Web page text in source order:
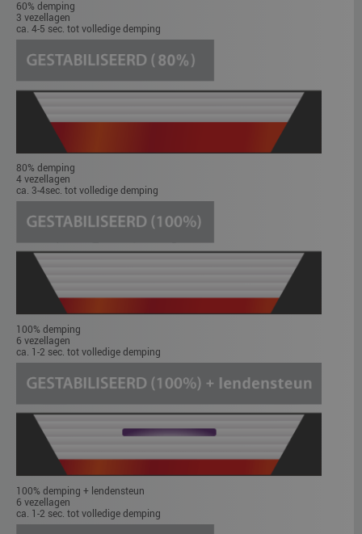
60% demping
3 vezellagen
ca. 4-5 sec. tot volledige demping
80% demping
4 vezellagen
ca. 3-4sec. tot volledige demping
100% demping
6 vezellagen
ca. 1-2 sec. tot volledige demping
100% demping + lendensteun
6 vezellagen
ca. 1-2 sec. tot volledige demping